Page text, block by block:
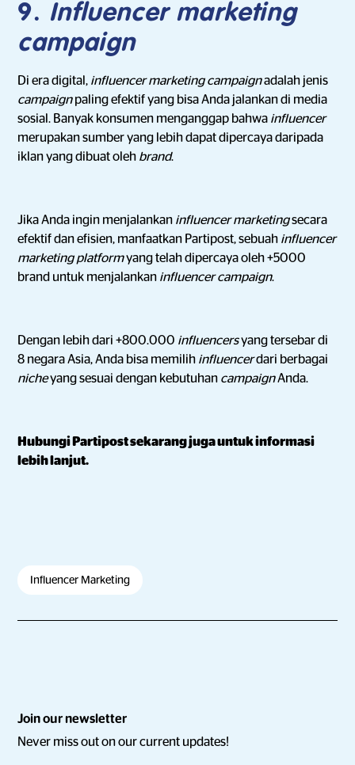
9. Influencer marketing
campaign
Di era digital, influencer marketing campaignadalah jenis
campaignpaling efektif yang bisa Anda jalankan di media
sosial. Banyak konsumen menganggap bahwa influencer
merupakan sumber yang lebih dapat dipercaya daripada
iklan yang dibuat oleh brand.
Jika Anda ingin menjalankan influencer marketingsecara
efektif dan efisien, manfaatkan Partipost, sebuah influencer
marketing platformyang telah dipercaya oleh +5000
brand untuk menjalankan influencer campaign.
Dengan lebih dari +800.000 influencersyang tersebar di
8 negara Asia, Anda bisa memilih influencerdari berbagai
nicheyang sesuai dengan kebutuhan campaignAnda.
Hubungi Partipost sekarang juga untuk informasi
lebih lanjut.
Influencer Marketing
Join our newsletter
Never miss out on our current updates!